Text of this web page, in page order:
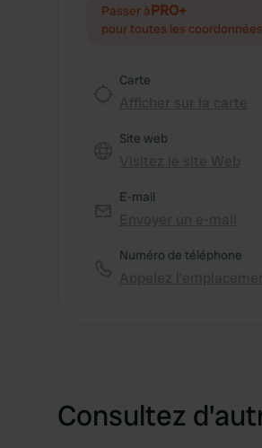
Passer àPRO+
pour toutes les coordonnées
Carte
Site web
E-mail
Numéro de téléphone
Consultez